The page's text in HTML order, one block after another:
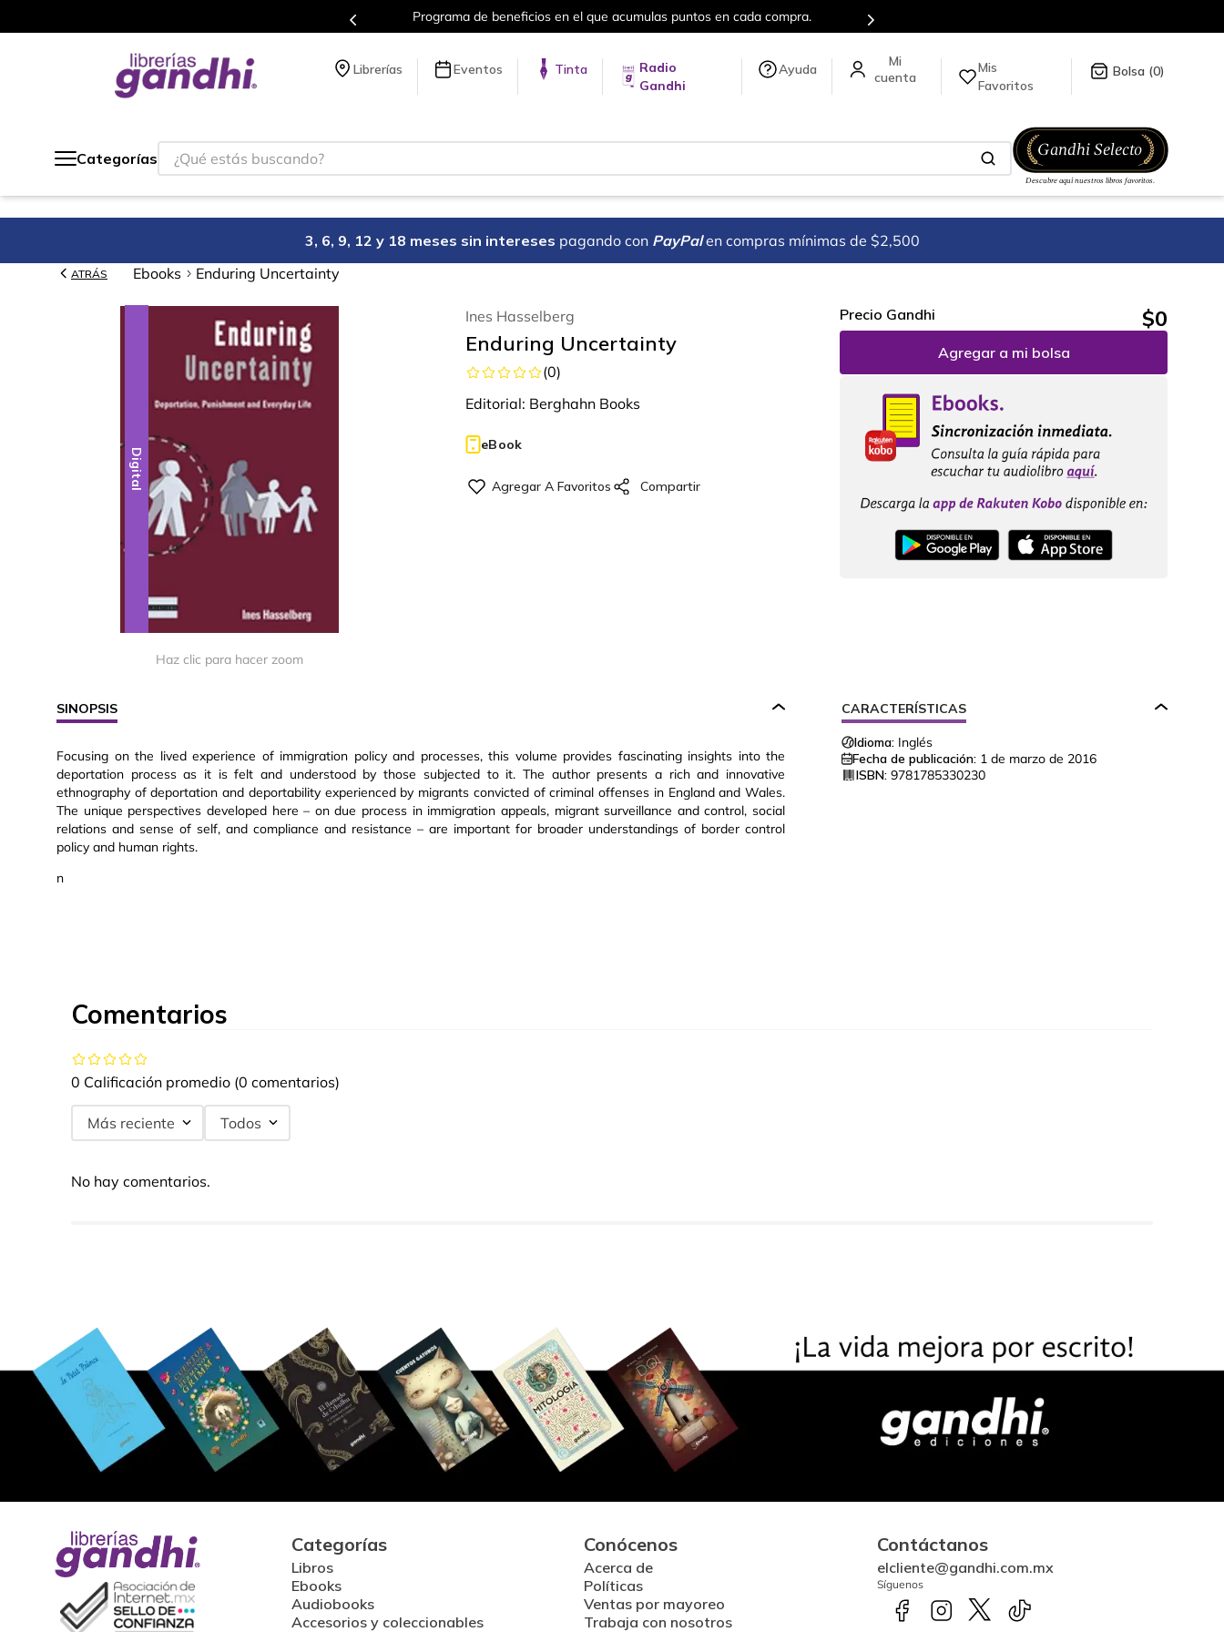
Programa de beneficios en el que acumulas puntos en cada compra. Más de 5 millones de títulos en nuestra tienda en línea.
Librerías Eventos Tinta
Radio
Gandhi
Ayuda
Mis
Favoritos
0
Categorías
¿Qué estás buscando?
3, 6, 9, 12 y 18 meses sin intereses pagando con PayPal en compras mínimas de $2,500
ATRÁS Ebooks Enduring Uncertainty
Digital
Haz clic para hacer zoom
Ines Hasselberg
Enduring Uncertainty
(0)
Editorial: Berghahn Books
eBook
Precio Gandhi $0
Agregar a mi bolsa
SINOPSIS
Focusing on the lived experience of immigration policy and processes, this volume provides fascinating insights into the
deportation process as it is felt and understood by those subjected to it. The author presents a rich and innovative
ethnography of deportation and deportability experienced by migrants convicted of criminal offenses in England and Wales.
The unique perspectives developed here – on due process in immigration appeals, migrant surveillance and control, social
relations and sense of self, and compliance and resistance – are important for broader understandings of border control
policy and human rights.
n
CARACTERÍSTICAS
Idioma: Inglés
Fecha de publicación: 1 de marzo de 2016
ISBN: 9781785330230
Comentarios
0 Calificación promedio (0 comentarios)
Más reciente Todos
No hay comentarios.
Categorías
Libros
Ebooks
Audiobooks
Accesorios y coleccionables
Conócenos
Acerca de
Políticas
Ventas por mayoreo
Trabaja con nosotros
Contáctanos
elcliente@gandhi.com.mx
Síguenos